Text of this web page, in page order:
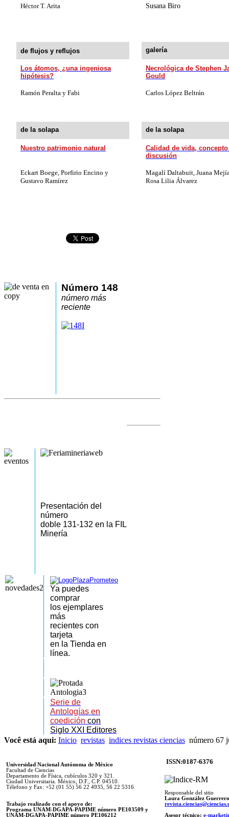
Héctor T. Arita Susana Biro
de flujos y reflujos galería
Los átomos, ¿una ingeniosa
hipótesis?
Necrológica de Stephen
Gould
Ramón Peralta y Fabi Carlos López Beltrán
de la solapa de la solapa
Nuestro patrimonio natural
Calidad de vida,
discusión
Eckart Boege, Porfirio Encino y
Gustavo Ramírez
Magalí Daltabuit, Juana
Rosa Lilia Álvarez
Número 148
número más
reciente
Presentación del
número
doble 131-132 en la FIL
Minería
Ya puedes
comprar
los ejemplares
más
recientes con
tarjeta
en la Tienda en
línea.
Serie de
Antologías en
coedición con
Siglo XXI Editores
Você está aqui: Inicio revistas indices revistas ciencias número 67
Universidad Nacional Autónoma de México
Facultad de Ciencias
Departamento de Física, cubículos 320 y 321.
Ciudad Universitaria. México, D.F., C.P. 04510.
Télefono y Fax: +52 (01 55) 56 22 4935, 56 22 5316
Trabajo realizado con el apoyo de:
Programa UNAM-DGAPA-PAPIME número PE103509 y
UNAM-DGAPA-PAPIME número PE106212
ISSN:0187-6376
Responsable del sitio
Laura González Guerrero
Asesor técnico: e-